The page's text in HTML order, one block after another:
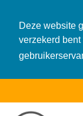
Deze website
verzekerd